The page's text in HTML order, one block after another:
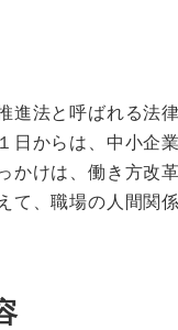
進法と呼ばれる法
日からは、中小企
かけは、働き方改
て、職場の人間関